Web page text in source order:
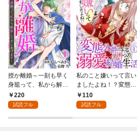
授か離婚～一刻も早く
身籠って、私から解放
してさしあげます！1
220
試読フル
私のこと嫌いって言い
ましたよね！？変態公
爵による困った溺愛結
婚生活 1
110
試読フル